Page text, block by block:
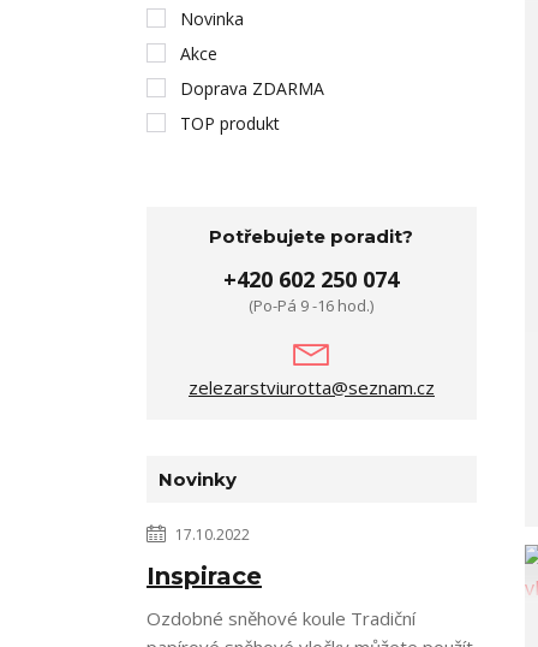
Novinka
Akce
Doprava ZDARMA
TOP produkt
Potřebujete poradit?
+420 602 250 074
(Po-Pá 9 -16 hod.)
zelezarstviurotta@seznam.cz
Novinky
17.10.2022
Inspirace
Ozdobné sněhové koule Tradiční